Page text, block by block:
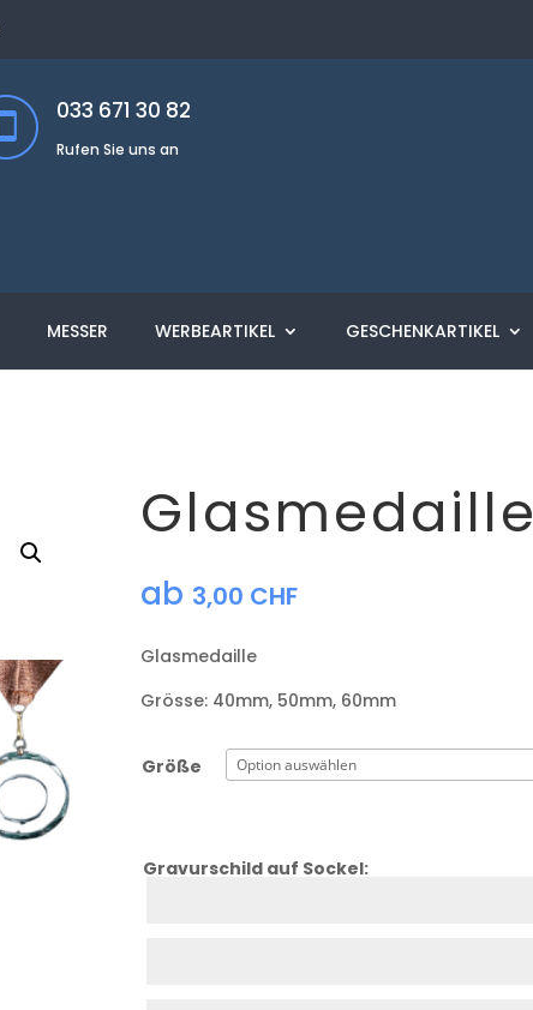
033 671 30 82
Rufen Sie uns an
MESSER WERBEARTIKEL GESCHENKARTIKEL
Glasmedaille
ab 3,00 CHF
Glasmedaille
Grösse: 40mm, 50mm, 60mm
Größe
Gravurschild auf Sockel: